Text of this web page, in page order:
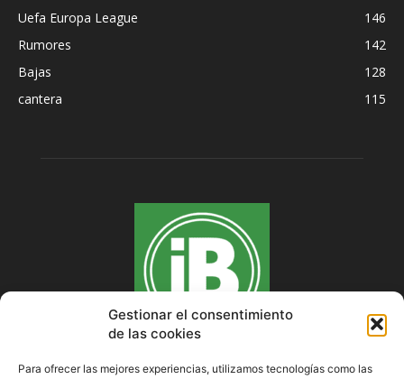
Gestionar el consentimiento
de las cookies
Para ofrecer las mejores experiencias, utilizamos tecnologías como las
Uefa Europa League
146
Rumores
142
Bajas
128
cantera
115